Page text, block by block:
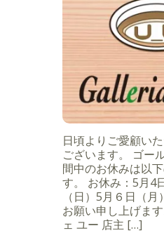
日頃よりご愛顧い
ございます。 ゴー
間中のお休みは以
す。 お休み：5月4
（日）5月６日（月
お願い申し上げま
ェ ユー 店主 […]